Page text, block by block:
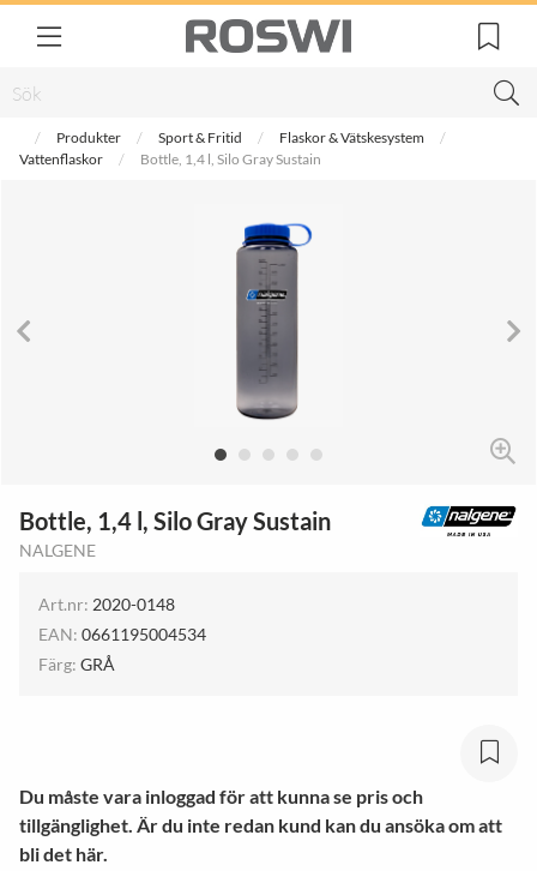
Produkter Sport & Fritid
Flaskor & Vätskesystem
Vattenflaskor
Bottle, 1,4 l, Silo Gray Sustain
Bottle, 1,4 l, Silo Gray Sustain
NALGENE
Art.nr: 2020-0148
EAN: 0661195004534
Färg: GRÅ
Du måste vara inloggad för att kunna se pris och
tillgänglighet. Är du inte redan kund kan du ansöka om att
bli det här.